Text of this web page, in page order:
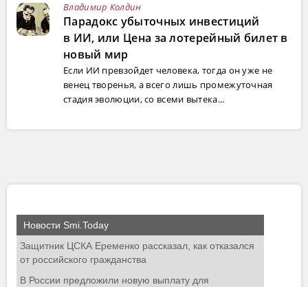
Владимир Колдин
Парадокс убыточных инвестиций
в ИИ, или Цена за лотерейный билет в
новый мир
Если ИИ превзойдет человека, тогда он уже не
венец творенья, а всего лишь промежуточная
стадия эволюции, со всеми вытека...